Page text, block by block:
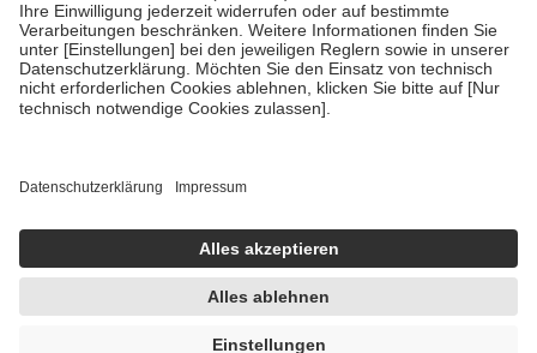
• Untersuchungen zur Vorsorge und Früherkennung, die von der
GKV getragen werden
• empfohlenen Schutzimpfungen
• Harn- und Blutteststreifen
getroffen, um sicherzustellen, dass es sich um echte Bewertungen
https://help.etrusted.com/hc/de/articles/4419944605341
Einige Bilder und Inhalte wurden unter Zuhilfenahme künstlicher